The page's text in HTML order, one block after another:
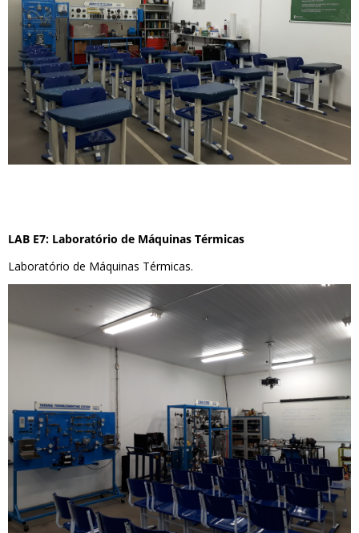
LAB E7: Laboratório de Máquinas Térmicas
Laboratório de Máquinas Térmicas.